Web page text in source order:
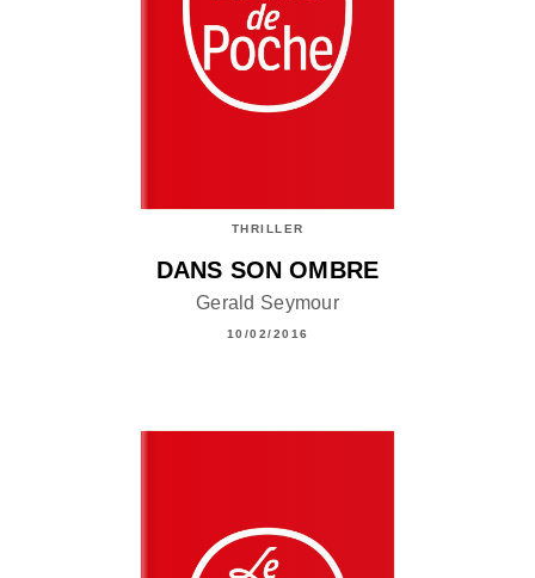
THRILLER
DANS SON OMBRE
Gerald Seymour
10/02/2016